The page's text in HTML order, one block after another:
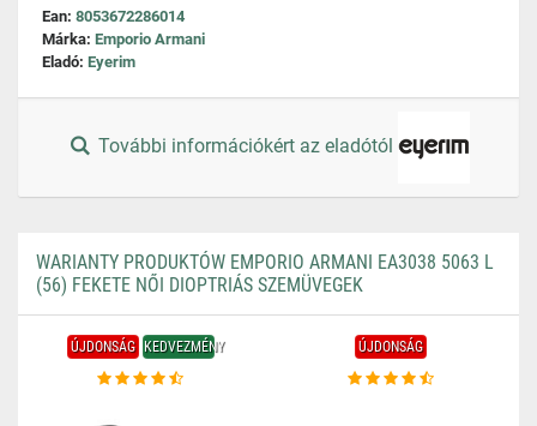
Ean: 8053672286014
Márka: Emporio Armani
Eladó: Eyerim
További információkért az eladótól
WARIANTY PRODUKTÓW EMPORIO ARMANI EA3038 5063 L
(56) FEKETE NŐI DIOPTRIÁS SZEMÜVEGEK
ÚJDONSÁG KEDVEZMÉNY ÚJDONSÁG